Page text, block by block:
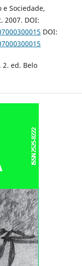
Sociedade,
2007. DOI:
DOI:
2. ed. Belo